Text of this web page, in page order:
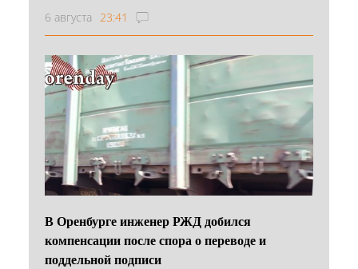
6 августа 23:41
В Оренбурге инженер РЖД добился
компенсации после спора о переводе и
поддельной подписи